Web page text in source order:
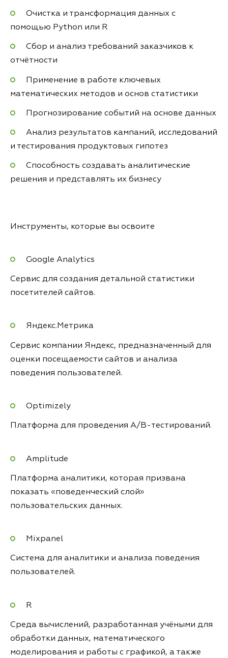
Очистка и трансформация данных с
помощью Python или R
Сбор и анализ требований заказчиков к
отчётности
Применение в работе ключевых
математических методов и основ статистики
Прогнозирование событий на основе данных
Анализ результатов кампаний, исследований
и тестирования продуктовых гипотез
Способность создавать аналитические
решения и представлять их бизнесу
Инструменты, которые вы освоите
Google Analytics
Сервис для создания детальной статистики
посетителей сайтов.
Яндекс.Метрика
Сервис компании Яндекс, предназначенный для
оценки посещаемости сайтов и анализа
поведения пользователей.
Optimizely
Платформа для проведения A/B-тестирований.
Amplitude
Платформа аналитики, которая призвана
показать «поведенческий слой»
пользовательских данных.
Mixpanel
Система для аналитики и анализа поведения
пользователей.
R
Среда вычислений, разработанная учёными для
обработки данных, математического
моделирования и работы с графикой, а также